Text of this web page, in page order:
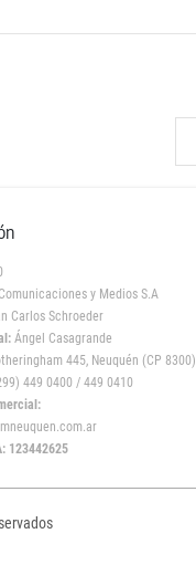
Comunicaciones y Medios S.A
Carlos Schroeder
Ángel Casagrande
445, Neuquén (CP 8300)
449 0400 / 449 0410
123442625